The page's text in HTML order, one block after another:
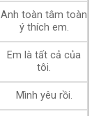
Anh toàn tâm toàn
ý thích em.
Em là tất cả của
tôi.
Mình yêu rồi.